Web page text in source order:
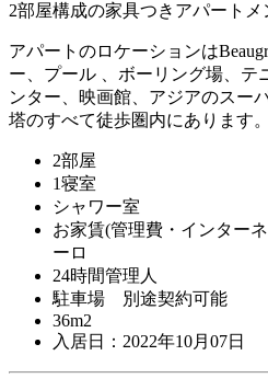
2部屋構成の家具つきアパートメ
アパートのロケーションは
ー、プール 、ボーリング場、テ
ンター、映画館、アジアのスー
塔のすべて徒歩圏内にあります。
2部屋
1寝室
シャワー室
お家賃(管理費・インター
ーロ
24時間管理人
駐車場 別途契約可能
36m2
入居日：2022年10月07日